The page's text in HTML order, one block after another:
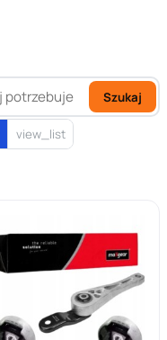
Szukaj
view_list